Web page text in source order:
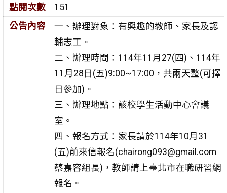
點閱次數
151
公告內容
一、辦理對象：有興趣的教師、家長及認
輔志工。
二、辦理時間：114年11月27(四)、114年
11月28日(五)9:00~17:00，共兩天整(可擇
日參加)。
三、辦理地點：該校學生活動中心會議
室。
四、報名方式：家長請於114年10月31
(五)前來信報名(chairong093@gmail.com
蔡嘉容組長)，教師請上臺北市在職研習網
報名。